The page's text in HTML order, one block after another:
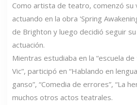
Como artista de teatro, comenzó su
actuando en la obra 'Spring
de Brighton y luego decidió seguir
actuación.
Mientras estudiaba en la “escuela
Vic”, participó en “Hablando en
ganso”, “Comedia de errores”, “La
muchos otros actos teatrales.